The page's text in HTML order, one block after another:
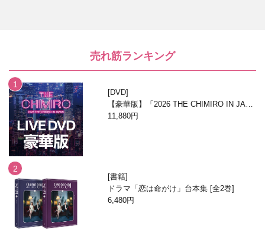
売れ筋ランキング
DVD
【豪華版】「2026 THE CHIMIRO IN JAPA
N」DVD
11,880円
書籍
ドラマ「恋は命がけ」台本集 [全2巻]
6,480円